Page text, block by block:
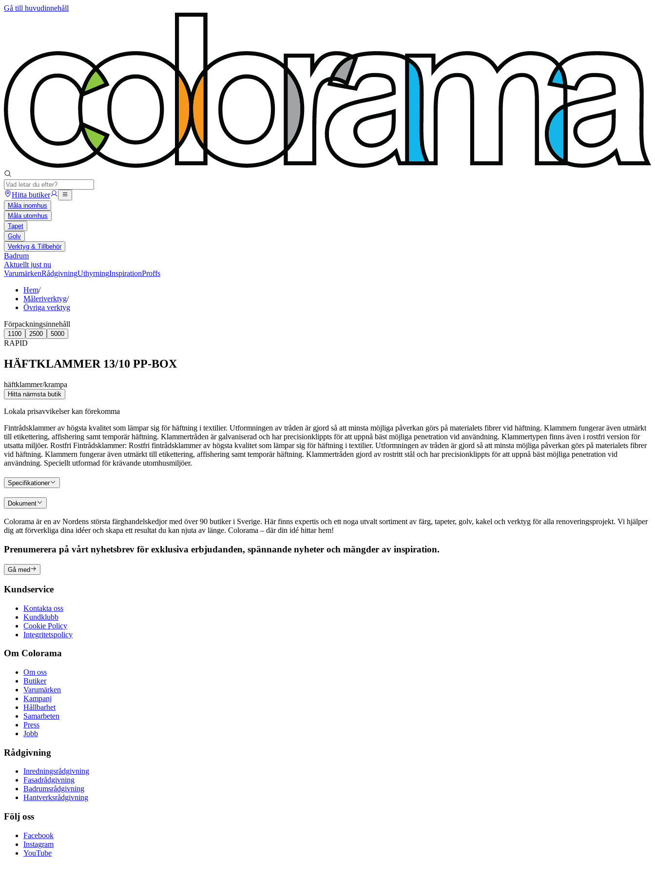
Gå till huvudinnehåll
Hitta butiker
Måla inomhus
Måla utomhus
Tapet
Golv
Verktyg & Tillbehör
Badrum
Aktuellt just nu
VarumärkenRådgivningUthyrningInspirationProffs
Hem/
Måleriverktyg/
Övriga verktyg
Förpackningsinnehåll
1100 2500 5000
RAPID
HÄFTKLAMMER 13/10 PP-BOX
häftklammer/krampa
Hitta närmsta butik
Lokala prisavvikelser kan förekomma
Fintrådsklammer av högsta kvalitet som lämpar sig för häftning i textilier. Utformningen av tråden är gjord så att minsta möjliga påverkan görs på materialets fibrer vid häftning. Klammern fungerar även utmärkt
till etikettering, affishering samt temporär häftning. Klammertråden är galvaniserad och har precisionklippts för att uppnå bäst möjliga penetration vid användning. Klammertypen finns även i rostfri version för
utsatta miljöer. Rostfri Fintrådsklammer: Rostfri fintrådsklammer av högsta kvalitet som lämpar sig för häftning i textilier. Utformningen av tråden är gjord så att minsta möjliga påverkan görs på materialets fibrer
vid häftning. Klammern fungerar även utmärkt till etikettering, affishering samt temporär häftning. Klammertråden gjord av rostritt stål och har precisionklippts för att uppnå bäst möjliga penetration vid
användning. Speciellt utformad för krävande utomhusmiljöer.
Specifikationer
Dokument
Colorama är en av Nordens största färghandelskedjor med över 90 butiker i Sverige. Här finns expertis och ett noga utvalt sortiment av färg, tapeter, golv, kakel och verktyg för alla renoveringsprojekt. Vi hjälper
dig att förverkliga dina idéer och skapa ett resultat du kan njuta av länge. Colorama – där din idé hittar hem!
Prenumerera på vårt nyhetsbrev för exklusiva erbjudanden, spännande nyheter och mängder av inspiration.
Gå med
Kundservice
Kontakta oss
Kundklubb
Cookie Policy
Integritetspolicy
Om Colorama
Om oss
Butiker
Varumärken
Kampanj
Hållbarhet
Samarbeten
Press
Jobb
Rådgivning
Inredningsrådgivning
Fasadrådgivning
Badrumsrådgivning
Hantverksrådgivning
Följ oss
Facebook
Instagram
YouTube